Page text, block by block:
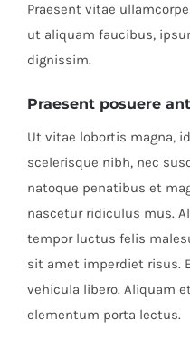
Praesent vitae
ut aliquam faucibus,
dignissim.
Praesent posuere
Ut vitae lobortis magna,
scelerisque nibh, nec
natoque penatibus et
nascetur ridiculus mus.
tempor luctus felis
sit amet imperdiet risus.
vehicula libero. Aliquam
elementum porta lectus.